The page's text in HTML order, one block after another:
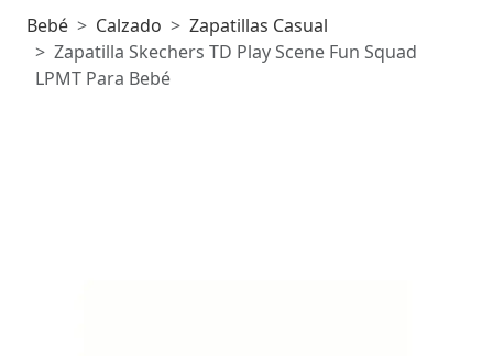
Bebé Calzado
Zapatillas Casual
Zapatilla Skechers TD Play Scene Fun Squad
LPMT Para Bebé